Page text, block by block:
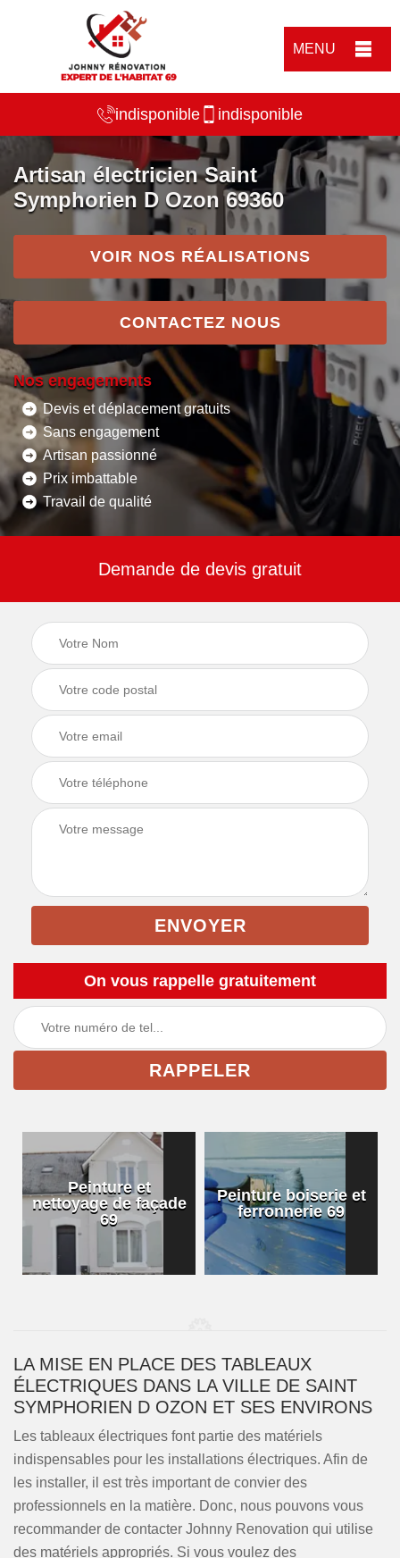
MENU
indisponible indisponible
Artisan électricien Saint
Symphorien D Ozon 69360
VOIR NOS RÉALISATIONS
CONTACTEZ NOUS
Nos engagements
Devis et déplacement gratuits
Sans engagement
Artisan passionné
Prix imbattable
Travail de qualité
Demande de devis gratuit
On vous rappelle gratuitement
Peinture et
nettoyage de façade
69
Peinture boiserie et
ferronnerie 69
LA MISE EN PLACE DES TABLEAUX
ÉLECTRIQUES DANS LA VILLE DE SAINT
SYMPHORIEN D OZON ET SES ENVIRONS
Les tableaux électriques font partie des matériels
indispensables pour les installations électriques. Afin de
les installer, il est très important de convier des
professionnels en la matière. Donc, nous pouvons vous
recommander de contacter Johnny Renovation qui utilise
des matériels appropriés. Si vous voulez des